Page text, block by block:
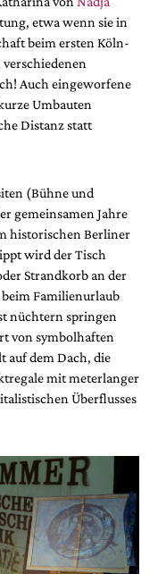
etwa wenn sie in
beim ersten Köln-
Auch eingeworfene
Umbauten
Distanz statt
(Bühne und
gemeinsamen Jahre
historischen Berliner
wird der Tisch
Strandkorb an der
Familienurlaub
nüchtern springen
von symbolhaften
auf dem Dach, die
mit meterlanger
Überflusses